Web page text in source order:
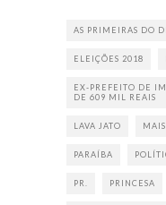
AS PRIMEIRAS DO
ELEIÇÕES 2018
EX-PREFEITO DE
DE 609 MIL REAIS
LAVA JATO
PARAÍBA
PR. PRINCESA